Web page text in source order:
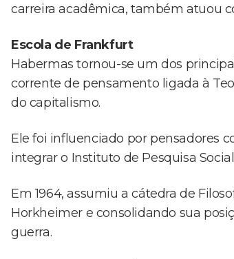
carreira acadêmica, também atuou
Escola de Frankfurt
Habermas tornou-se um dos
corrente de pensamento ligada à
do capitalismo.
Ele foi influenciado por pensadores
integrar o Instituto de Pesquisa
Em 1964, assumiu a cátedra de
Horkheimer e consolidando sua
guerra.